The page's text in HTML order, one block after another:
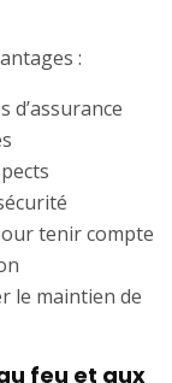
:
d’assurance
tenir compte
le maintien de
feu et aux